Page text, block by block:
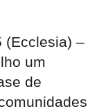
(Ecclesia) –
um
de